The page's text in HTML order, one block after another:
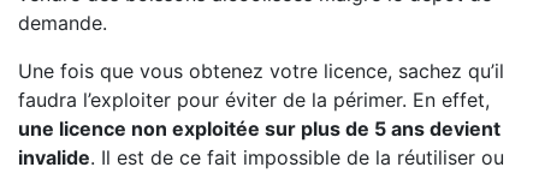
demande.
Une fois que vous obtenez votre licence, sachez qu’il
faudra l’exploiter pour éviter de la périmer. En effet,
une licence non exploitée sur plus de 5 ans devient
invalide. Il est de ce fait impossible de la réutiliser ou